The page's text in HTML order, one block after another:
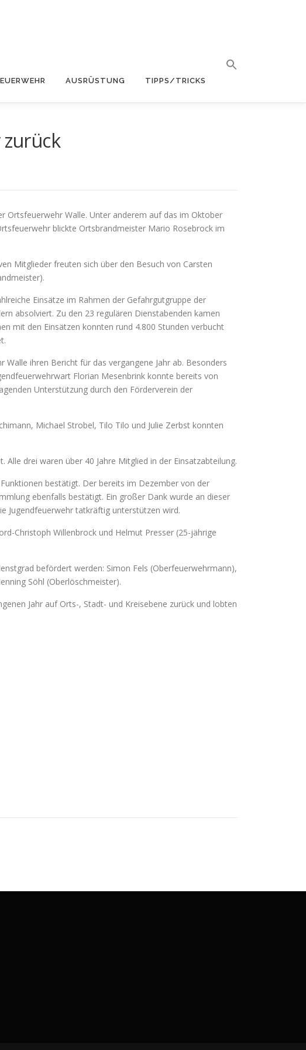
AUSRÜSTUNG TIPPS/TRICKS
Ortsfeuerwehr Walle. Unter anderem auf das im Oktober
blickte Ortsbrandmeister Mario Rosebrock im
Mitglieder freuten sich über den Besuch von Carsten
Einsätze im Rahmen der Gefahrgutgruppe der
absolviert. Zu den 23 regulären Dienstabenden kamen
mit den Einsätzen konnten rund 4.800 Stunden verbucht
ihren Bericht für das vergangene Jahr ab. Besonders
Florian Mesenbrink konnte bereits von
Unterstützung durch den Förderverein der
Michael Strobel, Tilo Tilo und Julie Zerbst konnten
drei waren über 40 Jahre Mitglied in der Einsatzabteilung.
bestätigt. Der bereits im Dezember von der
ebenfalls bestätigt. Ein großer Dank wurde an dieser
Jugendfeuerwehr tatkräftig unterstützen wird.
Christoph Willenbrock und Helmut Presser (25-jährige
befördert werden: Simon Fels (Oberfeuerwehrmann),
Söhl (Oberlöschmeister).
Jahr auf Orts-, Stadt- und Kreisebene zurück und lobten